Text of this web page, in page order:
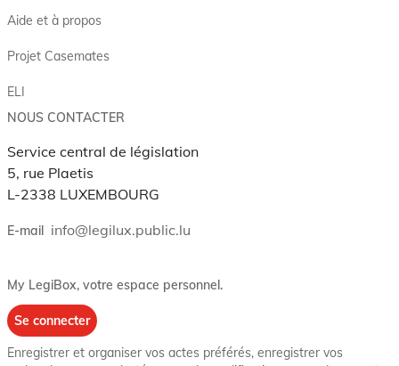
Aide et à propos
Projet Casemates
ELI
NOUS CONTACTER
Service central de législation
5, rue Plaetis
L-2338 LUXEMBOURG
E-mail info@legilux.public.lu
My LegiBox, votre espace personnel.
Se connecter
Enregistrer et organiser vos actes préférés, enregistrer vos